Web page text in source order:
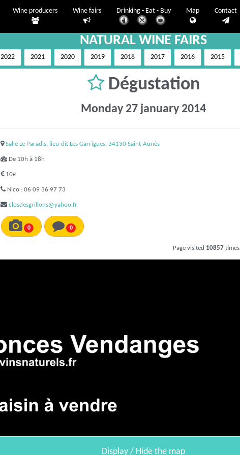
Wine producers Wine fairs Drinking - Eat - Buy Map Contact
NATURAL WINE FAIRS
2022 2021 2020 2019 2018 2017 2016 2015
Dégustation
Monday 27 january 2014
Salle Le Paradis, lieu-dit Les Garrigues, 34130 Saint-Aunès
De 10h à 18h
10€
Nico : 06 09 36 97 73
closdesgrillons@yahoo.fr
0 0
Page visited 10857times
Display / Hide the map